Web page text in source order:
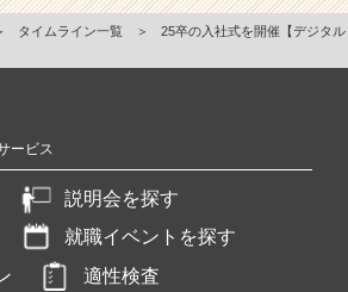
タイムライン一覧 ＞
25卒の入社式を開催【デジタル
ービス
説明会を探す
就職イベントを探す
適性検査